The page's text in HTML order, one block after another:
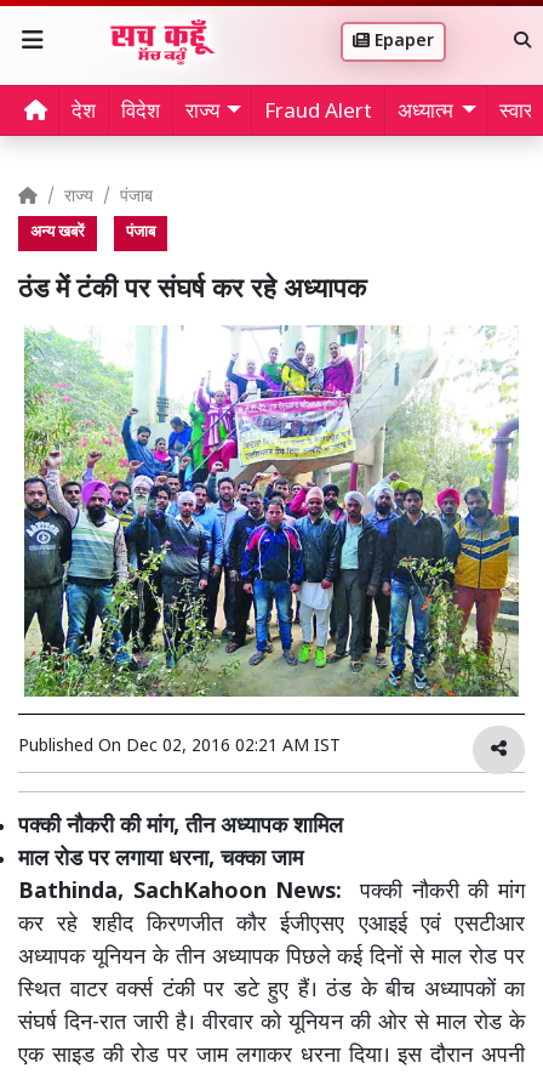
Epaper
देश विदेश राज्य Fraud Alert अध्यात्म
राज्य पंजाब
अन्य खबरें पंजाब
ठंड में टंकी पर संघर्ष कर रहे अध्यापक
Published On Dec 02, 2016 02:21 AM IST
पक्की नौकरी की मांग, तीन अध्यापक शामिल
माल रोड पर लगाया धरना, चक्का जाम
Bathinda, SachKahoon News: पक्की नौकरी की मांग
कर रहे शहीद किरणजीत कौर ईजीएसए एआइई एवं एसटीआर
अध्यापक यूनियन के तीन अध्यापक पिछले कई दिनों से माल रोड पर
स्थित वाटर वर्क्स टंकी पर डटे हुए हैं। ठंड के बीच अध्यापकों का
संघर्ष दिन-रात जारी है। वीरवार को यूनियन की ओर से माल रोड के
एक साइड की रोड पर जाम लगाकर धरना दिया। इस दौरान अपनी